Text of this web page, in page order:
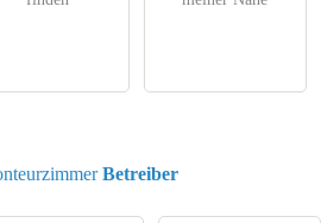
stellen.
Betreiber